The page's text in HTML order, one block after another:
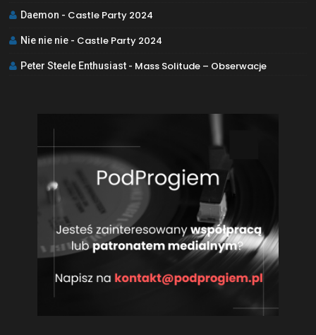
Daemon - Castle Party 2024
Nie nie nie - Castle Party 2024
Peter Steele Enthusiast - Mass Solitude – Obserwacje